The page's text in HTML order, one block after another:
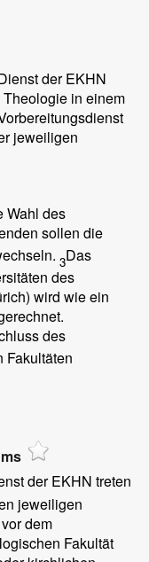
der EKHN
in einem
jeweiligen
Wahl des
sollen die
3Das
des
wird wie ein
des
Fakultäten
der EKHN treten
jeweiligen
dem
Fakultät